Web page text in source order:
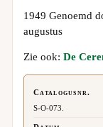
1949 Genoemd
augustus
Zie ook:De
Catalogusnr.
S-O-073.